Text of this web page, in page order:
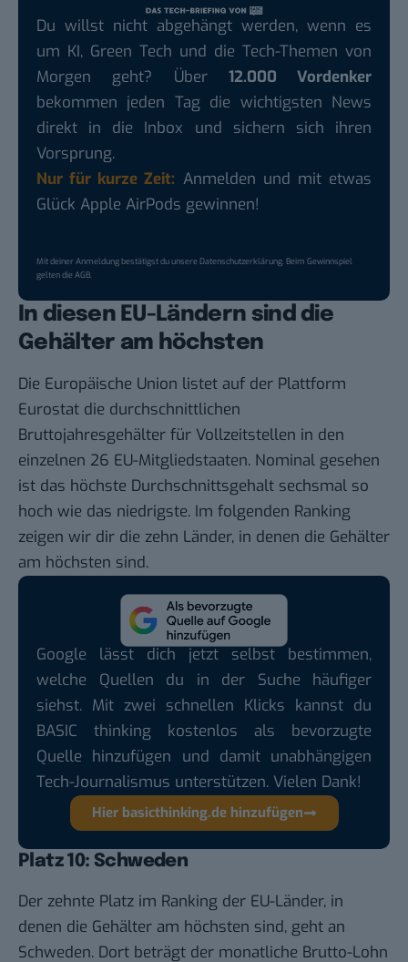
Du willst nicht abgehängt werden, wenn es
um KI, Green Tech und die Tech-Themen von
Morgen geht? Über 12.000 Vordenker
bekommen jeden Tag die wichtigsten News
direkt in die Inbox und sichern sich ihren
Vorsprung.
Nur für kurze Zeit: Anmelden und mit etwas
Glück Apple AirPods gewinnen!
Mit deiner Anmeldung bestätigst du unsereDatenschutzerklärung. Beim Gewinnspiel
gelten dieAGB.
In diesen EU-Ländern sind die
Gehälter am höchsten
Die Europäische Union listet auf der Plattform
Eurostat die durchschnittlichen
Bruttojahresgehälter für Vollzeitstellen in den
einzelnen 26 EU-Mitgliedstaaten. Nominal gesehen
ist das höchste Durchschnittsgehalt sechsmal so
hoch wie das niedrigste. Im folgenden Ranking
zeigen wir dir die zehn Länder, in denen die Gehälter
am höchsten sind.
Google lässt dich jetzt selbst bestimmen,
welche Quellen du in der Suche häufiger
siehst. Mit zwei schnellen Klicks kannst du
BASIC thinking kostenlos als bevorzugte
Quelle hinzufügen und damit unabhängigen
Tech-Journalismus unterstützen. Vielen Dank!
Hier basicthinking.de hinzufügen
Platz 10: Schweden
Der zehnte Platz im Ranking der EU-Länder, in
denen die Gehälter am höchsten sind, geht an
Schweden. Dort beträgt der monatliche Brutto-Lohn